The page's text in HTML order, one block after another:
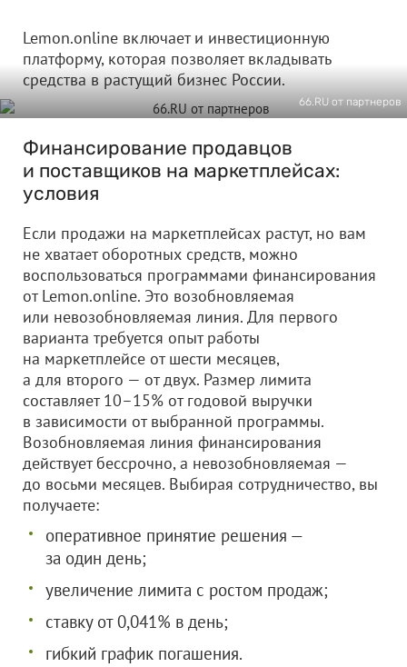
Lemon.online включает и инвестиционную
платформу, которая позволяет вкладывать
средства в растущий бизнес России.
66.RU от партнеров
Финансирование продавцов
и поставщиков на маркетплейсах:
условия
Если продажи на маркетплейсах растут, но вам
не хватает оборотных средств, можно
воспользоваться программами финансирования
от Lemon.online. Это возобновляемая
или невозобновляемая линия. Для первого
варианта требуется опыт работы
на маркетплейсе от шести месяцев,
а для второго — от двух. Размер лимита
составляет 10–15% от годовой выручки
в зависимости от выбранной программы.
Возобновляемая линия финансирования
действует бессрочно, а невозобновляемая —
до восьми месяцев. Выбирая сотрудничество, вы
получаете:
оперативное принятие решения —
за один день;
увеличение лимита с ростом продаж;
ставку от 0,041% в день;
гибкий график погашения.